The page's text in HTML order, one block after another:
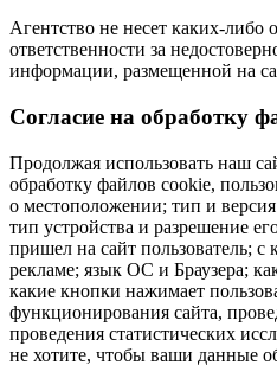
Агентство не несет каких-либо
ответственности за
информации, размещенной на
Cогласие на обработку
Продолжая использовать наш
обработку файлов cookie,
о местоположении; тип и
тип устройства и разрешение
пришел на сайт пользователь; с
рекламе; язык ОС и Браузера;
какие кнопки нажимает
функционирования сайта,
проведения статистических
не хотите, чтобы ваши данные